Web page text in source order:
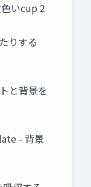
いcup 2
りする
と背景を
- 背景